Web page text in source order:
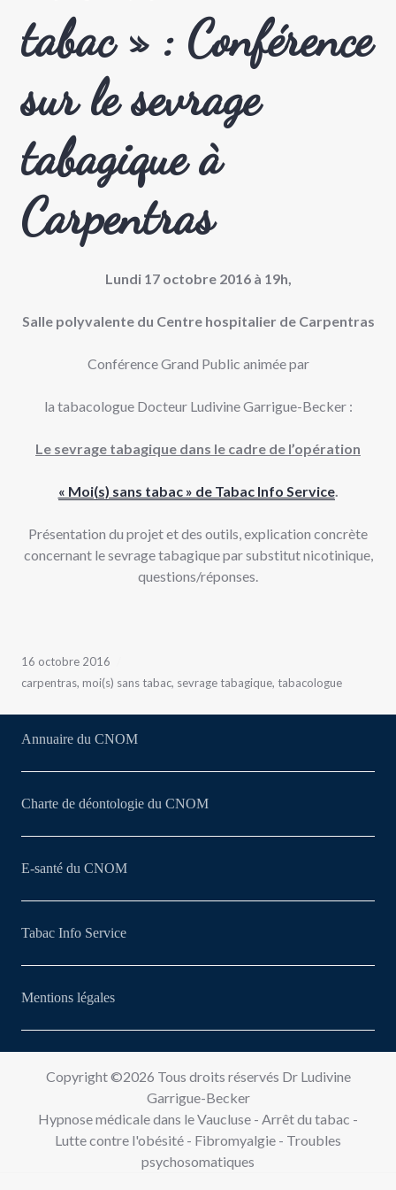
tabac » : Conférence
sur le sevrage
tabagique à
Carpentras
Lundi 17 octobre 2016 à 19h,
Salle polyvalente du Centre hospitalier de Carpentras
Conférence Grand Public animée par
la tabacologue Docteur Ludivine Garrigue-Becker :
Le sevrage tabagique dans le cadre de l’opération
« Moi(s) sans tabac » de Tabac Info Service.
Présentation du projet et des outils, explication concrète
concernant le sevrage tabagique par substitut nicotinique,
questions/réponses.
16 octobre 2016
carpentras, moi(s) sans tabac, sevrage tabagique, tabacologue
Annuaire du CNOM
Charte de déontologie du CNOM
E-santé du CNOM
Tabac Info Service
Mentions légales
Copyright ©2026 Tous droits réservés Dr Ludivine
Garrigue-Becker
Hypnose médicale dans le Vaucluse - Arrêt du tabac -
Lutte contre l'obésité - Fibromyalgie - Troubles
psychosomatiques